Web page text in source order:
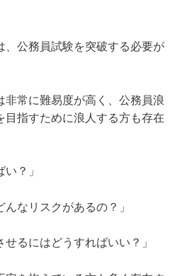
、公務員試験を突破する必要が
非常に難易度が高く、公務員浪
目指すために浪人する方も存在
？」
んなリスクがあるの？」
せるにはどうすればいい？」